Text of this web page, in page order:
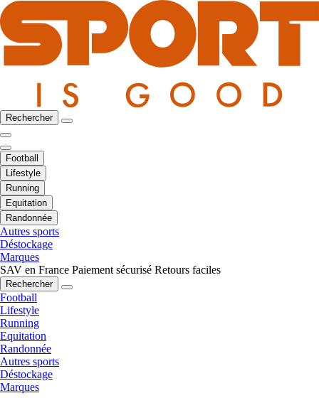
Rechercher
Football
Lifestyle
Running
Equitation
Randonnée
Autres sports
Déstockage
Marques
SAV en France Paiement sécurisé Retours faciles
Rechercher
Football
Lifestyle
Running
Equitation
Randonnée
Autres sports
Déstockage
Marques